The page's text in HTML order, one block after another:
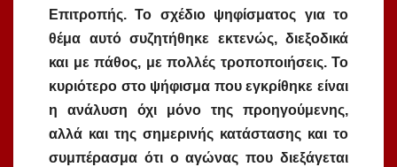
Επιτροπής. Το σχέδιο ψηφίσματος για το
θέμα αυτό συζητήθηκε εκτενώς, διεξοδικά
και με πάθος, με πολλές τροποποιήσεις. Το
κυριότερο στο ψήφισμα που εγκρίθηκε είναι
η ανάλυση όχι μόνο της προηγούμενης,
αλλά και της σημερινής κατάστασης και το
συμπέρασμα ότι ο αγώνας που διεξάγεται